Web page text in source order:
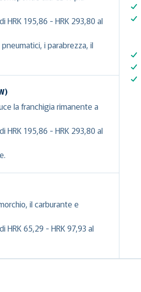
HRK 195,86 - HRK 293,80 al
i parabrezza, il
la franchigia rimanente a
HRK 195,86 - HRK 293,80 al
il carburante e
HRK 65,29 - HRK 97,93 al